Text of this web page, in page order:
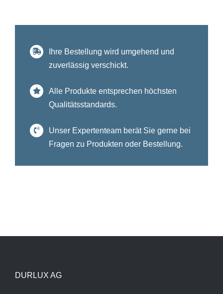
Ihre Bestellung wird umgehend und
zuverlässig verschickt.
Alle Produkte entsprechen höchsten
Qualitätsstandards.
Unser Expertenteam berät Sie gerne bei
Fragen zu Produkten oder Bestellung.
DURLUX AG